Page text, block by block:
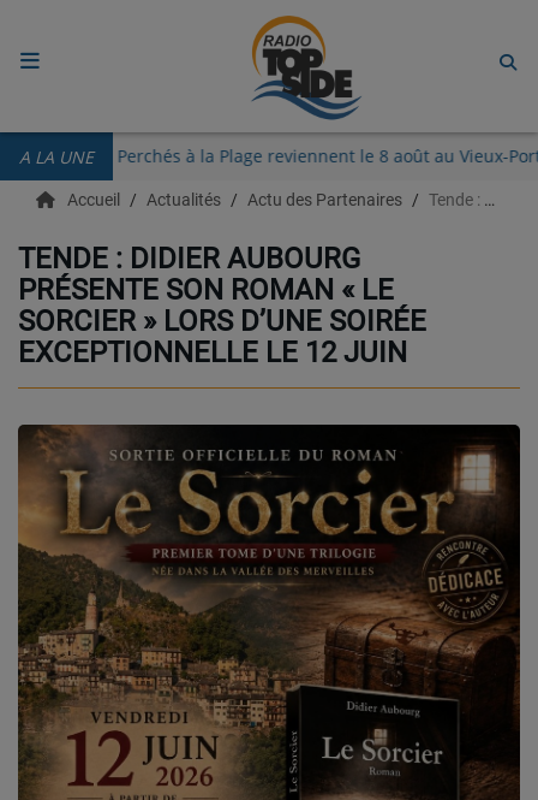
A LA UNE
Les Guinguettes des Perchés à la Plage reviennent le 8 août au
RADIO
ECOUTER
RECHERCHE DE TITRES
TÉLÉCHARGER L'APPLICATION.
EMISSIONS
LIVE DJ
EQUIPES
CONTACT
Team Building Radio
INFO
CÔTE D'AZUR
Accueil Actualités Actu des Partenaires Tende : Didier Aubourg présente son roman « Le Sorcier » lors d’une soirée exceptionnelle le 12 juin
TENDE : DIDIER AUBOURG
PRÉSENTE SON ROMAN « LE
SORCIER » LORS D’UNE SOIRÉE
EXCEPTIONNELLE LE 12 JUIN